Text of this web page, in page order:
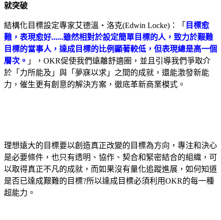
就突破
結構化目標設定專家艾德溫‧洛克(Edwin Locke)：「 目標愈
難，表現愈好......雖然相對於設定簡單目標的人，致力於艱難
目標的當事人，達成目標的比例顯著較低，但表現總是高一個
層次。 」，OKR促使我們遠離舒適圈，並且引導我們爭取介
於「力所能及」與「夢寐以求」之間的成就，還能激發新能
力，催生更有創意的解決方案，徹底革新商業模式。
理想遠大的目標要以創造真正改變的目標為方向，專注和決心
是必要條件，也只有透明、協作、契合和緊密結合的組織，可
以取得真正不凡的成就，而如果沒有量化追蹤進展，如何知道
是否已達成艱難的目標?所以達成目標必須利用OKR的每一種
超能力。